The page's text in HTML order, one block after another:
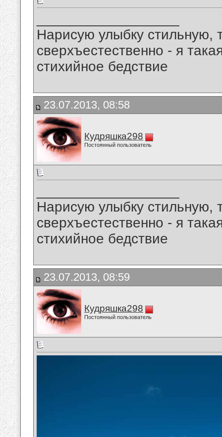
Нарисую улыбку стильную,
сверхъестественно - я
стихийное бедствие
23.07.2013, 08:58
Кудряшка298
Постоянный пользователь
Нарисую улыбку стильную,
сверхъестественно - я
стихийное бедствие
23.07.2013, 08:59
Кудряшка298
Постоянный пользователь